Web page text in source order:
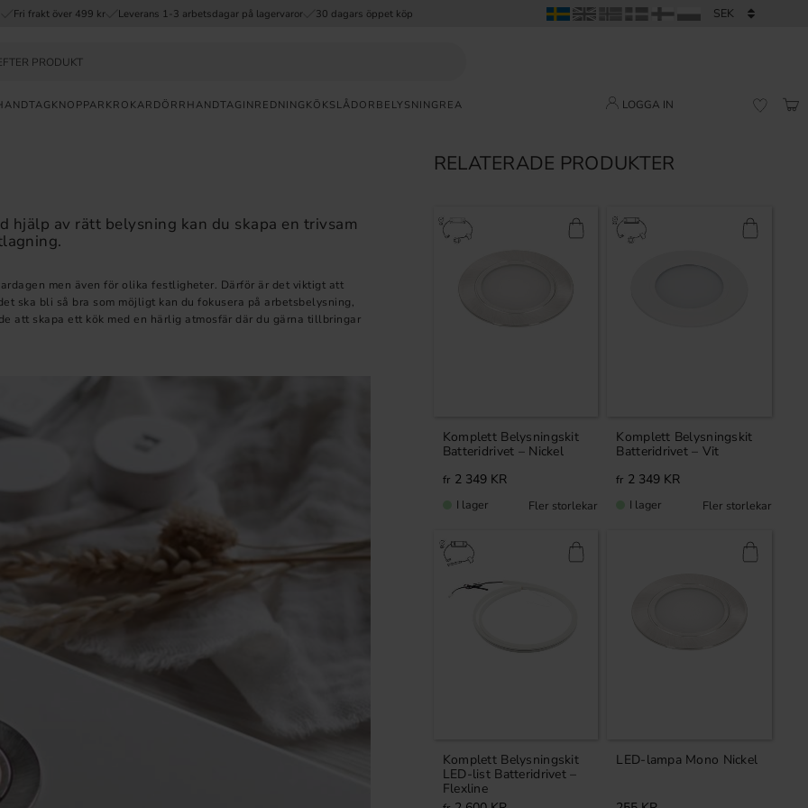
Fri frakt över 499 kr Leverans 1-3 arbetsdagar på lagervaror 30 dagars öppet köp
KNOPPAR KROKAR DÖRRHANDTAG INREDNING KÖKSLÅDOR BELYSNING REA LOGGA IN
hjälp av rätt belysning kan du skapa en trivsam
men även för olika festligheter. Därför är det viktigt att
ska bli så bra som möjligt kan du fokusera på arbetsbelysning,
att skapa ett kök med en härlig atmosfär där du gärna tillbringar
RELATERADE PRODUKTER
Komplett Belysningskit
Batteridrivet – Nickel
2 349KR
I lager
Komplett Belysningskit
Batteridrivet – Vit
2 349 KR
I lager
Komplett Belysningskit
LED-list Batteridrivet –
Flexline
LED-lampa Mono Nickel
ÖVER
DAGAR
ÖPPET
SNABB